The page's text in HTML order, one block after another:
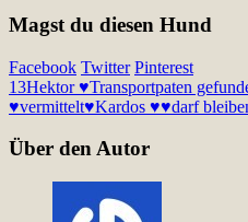
Magst du diesen Hund
Facebook Twitter Pinterest
13Hektor ♥Transportpaten
♥vermittelt♥Kardos ♥♥darf
Über den Autor